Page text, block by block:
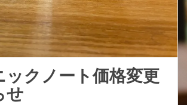
ックノート価格変更
せ